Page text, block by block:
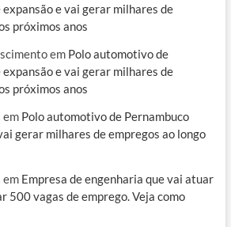
e vai gerar milhares de
próximos anos
em Polo automotivo de
e vai gerar milhares de
próximos anos
em Polo automotivo de Pernambuco
gerar milhares de empregos ao longo
em Empresa de engenharia que vai atuar
500 vagas de emprego. Veja como